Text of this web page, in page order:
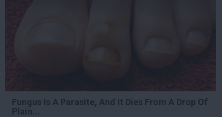
Fungus Is A Parasite, And It Dies From A Drop Of
Plain...